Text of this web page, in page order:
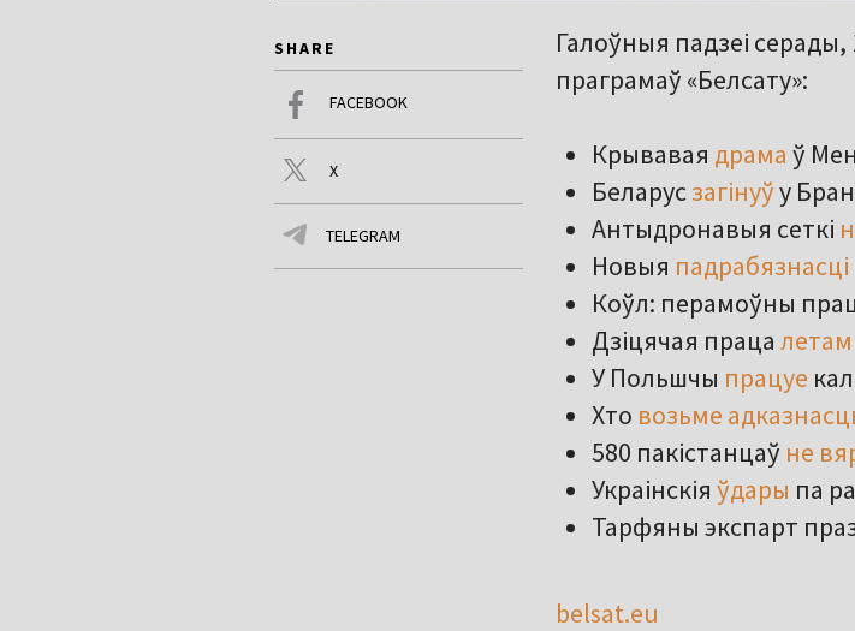
SHARE
FACEBOOK
X
TELEGRAM
Галоўныя падзеі
праграмаў «Белсату»:
Крывавая драма ў
Беларусзагінуўу
Антыдронавыя сеткі
Новыя падрабязнасці
Коўл: перамоўны
Дзіцячая праца летам
У Польшчы працуе
Хто возьме
580 пакістанцаў не
Украінскія ўдары па
Тарфяны экспарт
belsat.eu